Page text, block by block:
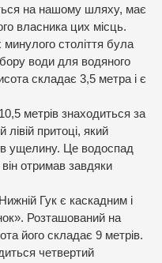
на нашому шляху, має
власника цих місць.
століття була
води для водяного
складає 3,5 метра і є
метрів знаходиться за
притоці, який
ущелину. Це водоспад
отримав завдяки
Гук є каскадним і
Розташований на
його складає 9 метрів.
четвертий